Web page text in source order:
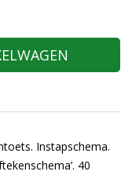
Instapschema.
40